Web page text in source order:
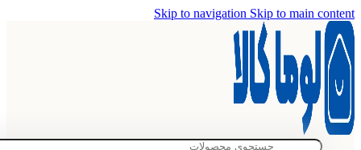
Skip to navigation Skip to main content